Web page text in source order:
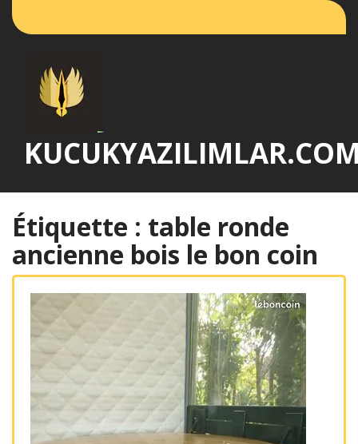
Étiquette : table ronde
ancienne bois le bon coin